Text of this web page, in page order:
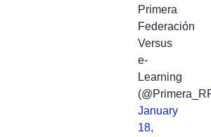
Primera
Federación
Versus
e-
Learning
January
18,